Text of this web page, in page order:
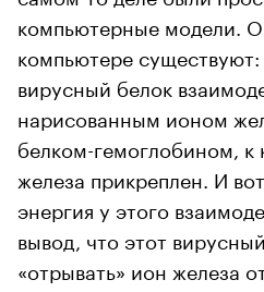
компьютерные модели.
компьютере
вирусный белок
нарисованным ионом
белком-гемоглобином, к
железа прикреплен. И
энергия у этого
вывод, что этот
«отрывать» ион железа